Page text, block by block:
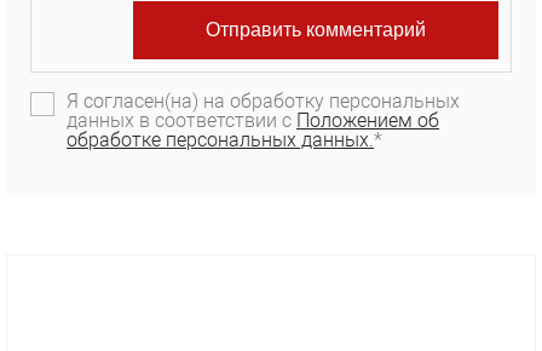
Я согласен(на) на обработку персональных
данных в соответствии с Положением об
обработке персональных данных.*